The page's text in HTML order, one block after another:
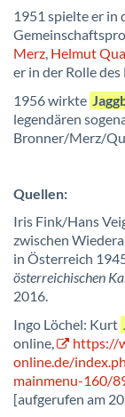
1951 spielte er in
Merz, Helmut
er in der Rolle
1956 wirkte
legendären
Bronner/Merz/
Quellen:
Iris Fink/Hans
zwischen
in Österreich
österreichischen
2016.
Ingo Löchel: Kurt
online,
https://
online.de/
mainmenu-160/
[aufgerufen am